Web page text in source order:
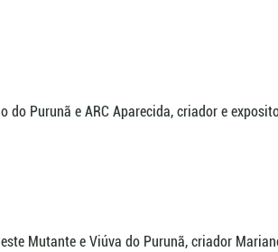
do Purunã e ARC Aparecida, criador e
Mutante e Viúva do Purunã, criador